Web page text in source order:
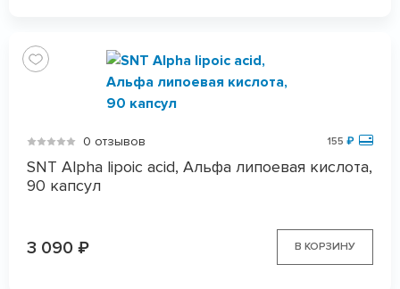
0 отзывов 155 ₽
SNT Alpha lipoic acid, Альфа липоевая кислота,
90 капсул
3 090 ₽ В КОРЗИНУ